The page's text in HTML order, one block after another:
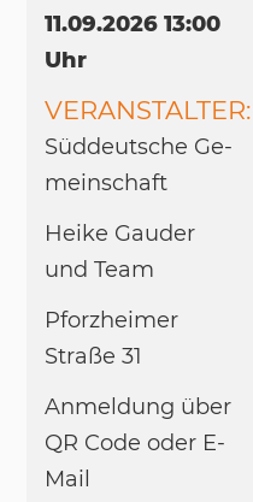
11.09.2026 13:00
Uhr
VERANSTALTER:
Süd­deut­sche Ge­
mein­schaft
Hei­ke Gau­der
und Team
Pforz­hei­mer
Straße 31
An­mel­dung über
QR Code oder E-
Mail